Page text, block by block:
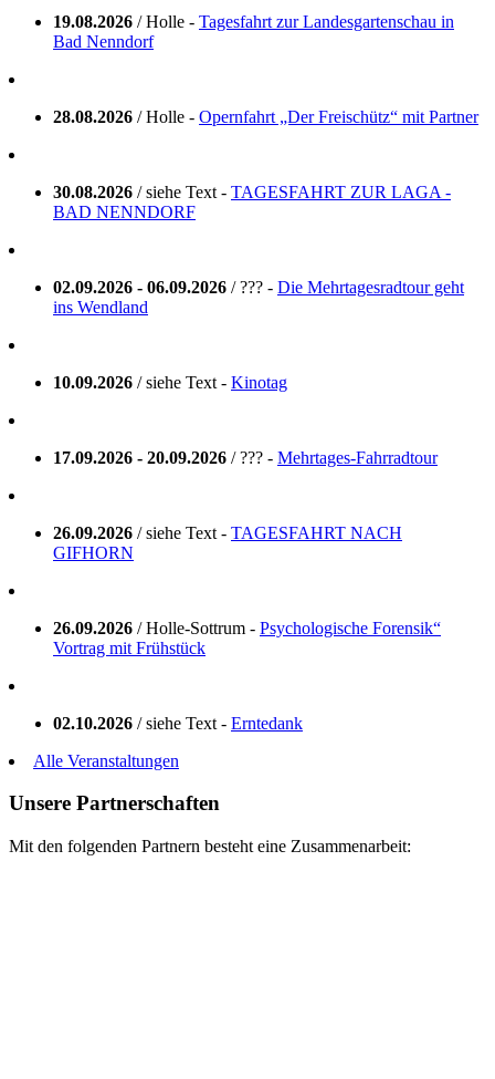
19.08.2026 / Holle - Tagesfahrt zur Landesgartenschau in
Bad Nenndorf
28.08.2026 / Holle - Opernfahrt „Der Freischütz“ mit Partner
30.08.2026 / siehe Text - TAGESFAHRT ZUR LAGA -
BAD NENNDORF
02.09.2026 - 06.09.2026 / ??? - Die Mehrtagesradtour geht
ins Wendland
10.09.2026 / siehe Text - Kinotag
17.09.2026 - 20.09.2026 / ??? - Mehrtages-Fahrradtour
26.09.2026 / siehe Text - TAGESFAHRT NACH
GIFHORN
26.09.2026 / Holle-Sottrum - Psychologische Forensik“
Vortrag mit Frühstück
02.10.2026 / siehe Text - Erntedank
Alle Veranstaltungen
Unsere Partnerschaften
Mit den folgenden Partnern besteht eine Zusammenarbeit: